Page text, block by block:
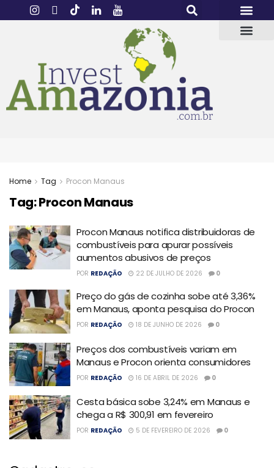
Home Tag Procon Manaus
Tag:Procon Manaus
Procon Manaus notifica distribuidoras de
combustíveis para apurar possíveis
aumentos abusivos de preços
POR REDAÇÃO 22 DE JULHO DE 2026 0
Preço do gás de cozinha sobe até 3,36%
em Manaus, aponta pesquisa do Procon
POR REDAÇÃO 18 DE JUNHO DE 2026 0
Preços dos combustíveis variam em
Manaus e Procon orienta consumidores
POR REDAÇÃO 16 DE ABRIL DE 2026 0
Cesta básica sobe 3,24% em Manaus e
chega a R$ 300,91 em fevereiro
POR REDAÇÃO 5 DE FEVEREIRO DE 2026 0